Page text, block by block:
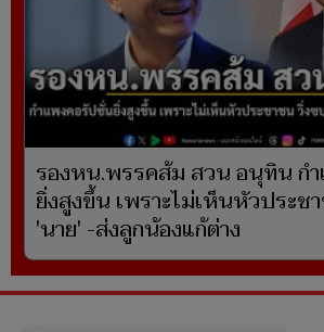
รองหน.พรรคส้ม สวน อนุทิน ก
ยิ่งสูงขึ้น เพราะไม่เห็นหัวประช
'นาย' -ส่งลูกน้องแก้ต่าง